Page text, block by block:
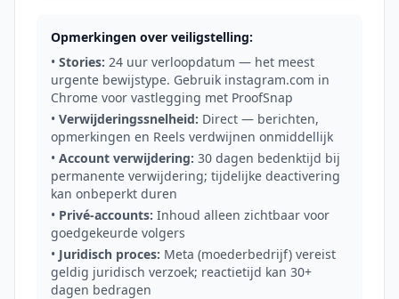
Opmerkingen over veiligstelling:
• Stories: 24 uur verloopdatum — het meest
urgente bewijstype. Gebruik instagram.com in
Chrome voor vastlegging met ProofSnap
• Verwijderingssnelheid: Direct — berichten,
opmerkingen en Reels verdwijnen onmiddellijk
• Account verwijdering: 30 dagen bedenktijd bij
permanente verwijdering; tijdelijke deactivering
kan onbeperkt duren
• Privé-accounts: Inhoud alleen zichtbaar voor
goedgekeurde volgers
• Juridisch proces: Meta (moederbedrijf) vereist
geldig juridisch verzoek; reactietijd kan 30+
dagen bedragen